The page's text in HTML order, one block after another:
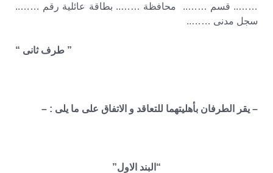
…….. قسم …….. محافظة …….. بطاقة عائلية رقم ……..
سجل مدنى ……..
” طرف ثانى “
– يقر الطرفان بأهليتهما للتعاقد و الاتفاق على ما يلى : –
“البند الاول”